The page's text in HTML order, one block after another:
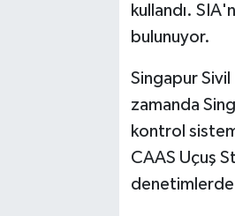
kullandı.
bulunuyor.
Singapur
zamanda
kontrol
CAAS Uçuş
denetimlerde